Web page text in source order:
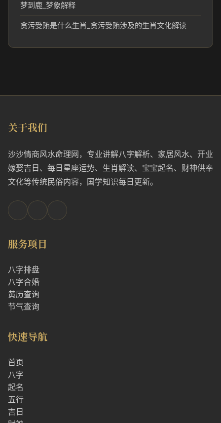
梦到鹿_梦象解释
贪污受贿是什么生肖_贪污受贿涉及的生肖文化解读
关于我们
沙沙情商风水命理网，专业讲解八字解析、家居风水、开业
嫁娶吉日、每日星座运势、生肖解读、宝宝起名、财神供奉
文化等传统民俗内容，国学知识每日更新。
服务项目
八字排盘
八字合婚
黄历查询
节气查询
快速导航
首页
八字
起名
五行
吉日